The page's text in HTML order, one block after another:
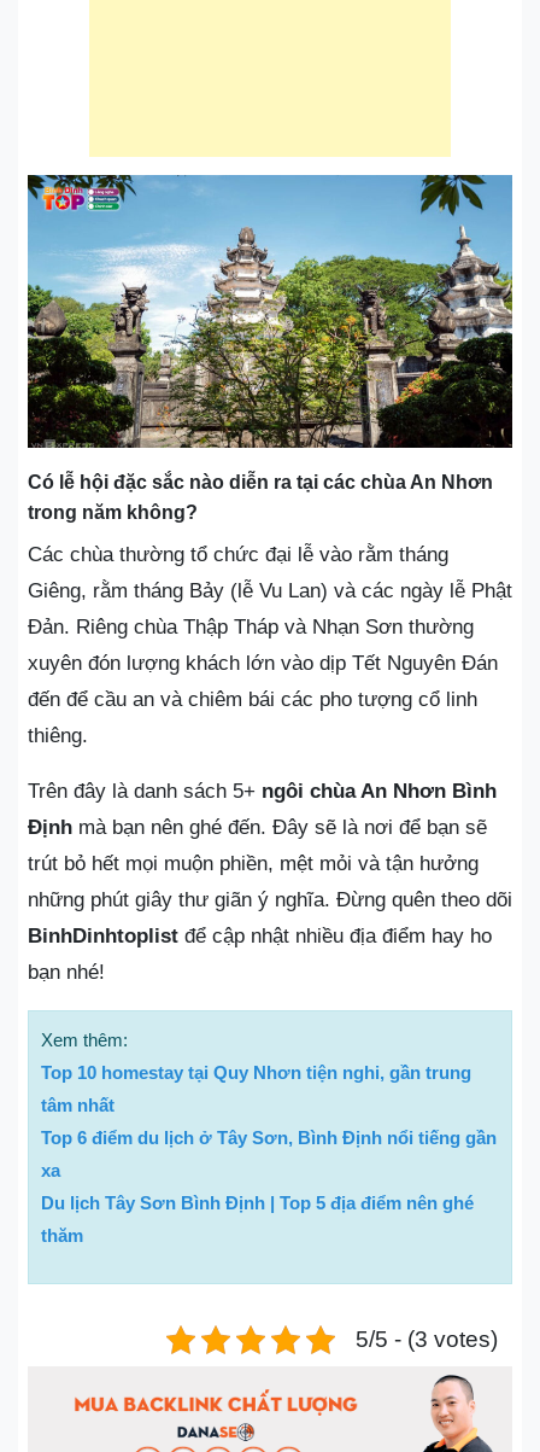
Có lễ hội đặc sắc nào diễn ra tại các chùa An Nhơn
trong năm không?
Các chùa thường tổ chức đại lễ vào rằm tháng
Giêng, rằm tháng Bảy (lễ Vu Lan) và các ngày lễ Phật
Đản. Riêng chùa Thập Tháp và Nhạn Sơn thường
xuyên đón lượng khách lớn vào dịp Tết Nguyên Đán
đến để cầu an và chiêm bái các pho tượng cổ linh
thiêng.
Trên đây là danh sách 5+ ngôi chùa An Nhơn Bình
Định mà bạn nên ghé đến. Đây sẽ là nơi để bạn sẽ
trút bỏ hết mọi muộn phiền, mệt mỏi và tận hưởng
những phút giây thư giãn ý nghĩa. Đừng quên theo dõi
BinhDinhtoplist để cập nhật nhiều địa điểm hay ho
bạn nhé!
Xem thêm:
Top 10 homestay tại Quy Nhơn tiện nghi, gần trung
tâm nhất
Top 6 điểm du lịch ở Tây Sơn, Bình Định nổi tiếng gần
xa
Du lịch Tây Sơn Bình Định | Top 5 địa điểm nên ghé
thăm
5/5 - (3 votes)